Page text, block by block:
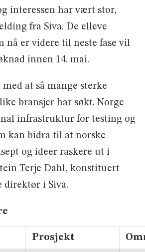
interessen har vært stor,
fra Siva. De elleve
nå er videre til neste fase vil
innen 14. mai.
at så mange sterke
bransjer har søkt. Norge
infrastruktur for testing og
kan bidra til at norske
og ideer raskere ut i
Terje Dahl, konstituert
direktør i Siva.
Prosjekt